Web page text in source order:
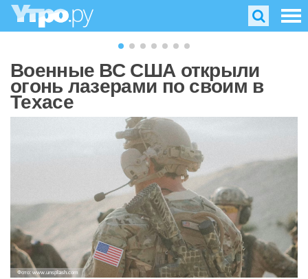
Военные ВС США открыли
огонь лазерами по своим в
Техасе
Фото: www.unsplash.com